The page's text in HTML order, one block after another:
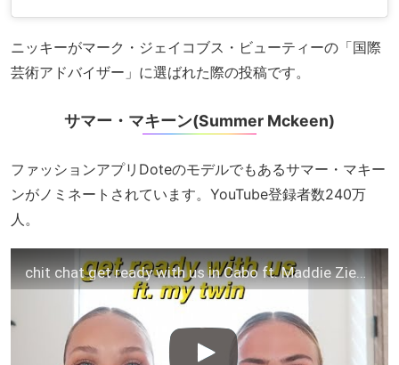
ニッキーがマーク・ジェイコブス・ビューティーの「国際
芸術アドバイザー」に選ばれた際の投稿です。
サマー・マキーン(Summer Mckeen)
ファッションアプリDoteのモデルでもあるサマー・マキー
ンがノミネートされています。YouTube登録者数240万
人。
chit chat get ready with us in Cabo ft. Maddie Ziegler